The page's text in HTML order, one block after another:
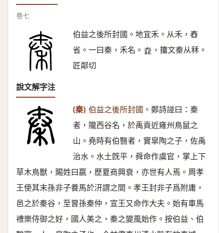
卷七
伯益之後所封國。地宜禾。从禾，舂
省。一曰秦，禾名。 𥠼
，籒文秦从秝。
匠鄰切
說文解字注
(秦) 伯益之後所封國。 鄭詩諩曰：秦
者，隴西谷名，於禹貢近雍州鳥鼠之
山。堯時有伯翳者，實皐陶之子，佐禹
治水。水土旣平，舜命作虞官，掌上下
草木鳥獸，賜姓曰嬴，歷夏商興衰，亦世有人焉。周孝
王使其末孫非子養馬於汧謂之間。孝王封非子爲附庸，
邑之於秦谷，至曾孫秦仲，宣王又命作大夫。始有車馬
禮樂侍御之好，國人美之，秦之變風始作。按伯益、伯